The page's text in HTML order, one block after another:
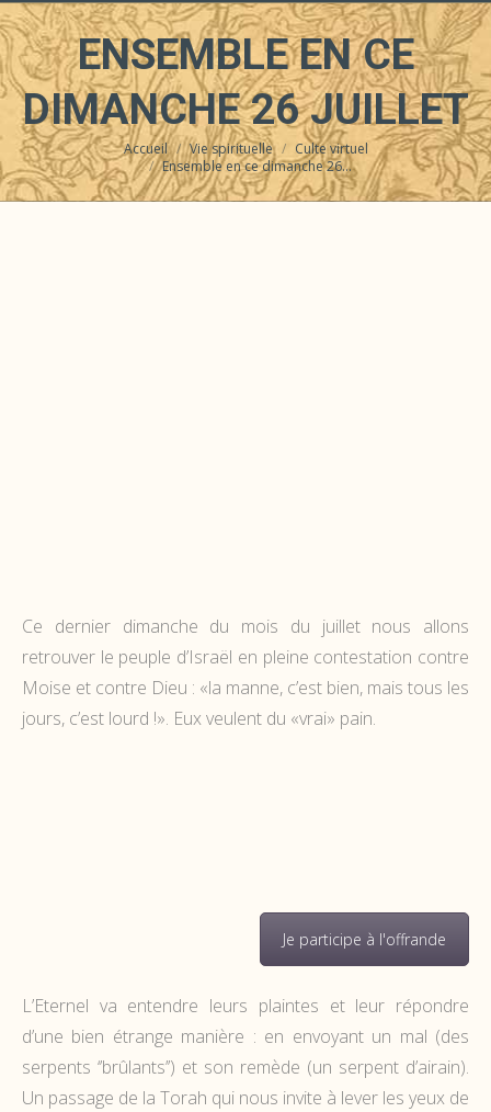
ENSEMBLE EN CE
DIMANCHE 26 JUILLET
Vous êtes ici :Accueil Vie spirituelle
Culte virtuel
Ensemble en ce dimanche 26…
Ce dernier dimanche du mois du juillet nous allons
retrouver le peuple d’Israël en pleine contestation contre
Moise et contre Dieu : «la manne, c’est bien, mais tous les
jours, c’est lourd !». Eux veulent du «vrai» pain.
Je participe à l'offrande
L’Eternel va entendre leurs plaintes et leur répondre
d’une bien étrange manière : en envoyant un mal (des
serpents ‘’brûlants’’) et son remède (un serpent d’airain).
Un passage de la Torah qui nous invite à lever les yeux de